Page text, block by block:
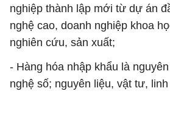
nghiệp thành lập mới từ dự án
nghệ cao, doanh nghiệp khoa
nghiên cứu, sản xuất;
- Hàng hóa nhập khẩu là
nghệ số; nguyên liệu, vật tư,